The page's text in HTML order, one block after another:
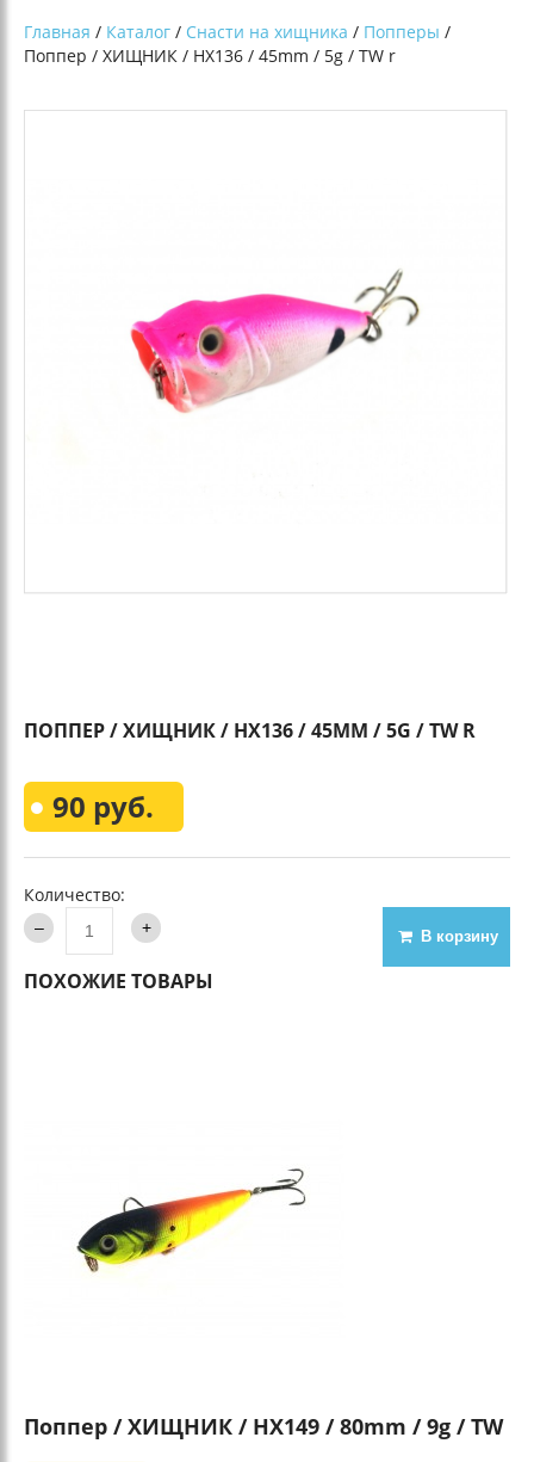
Главная / Каталог / Снасти на хищника / Попперы /
Поппер / ХИЩНИК / HX136 / 45mm / 5g / TW r
ПОППЕР / ХИЩНИК / HX136 / 45MM / 5G / TW R
90 руб.
Количество:
В корзину
ПОХОЖИЕ ТОВАРЫ
Поппер / ХИЩНИК / HX149 / 80mm / 9g / TW